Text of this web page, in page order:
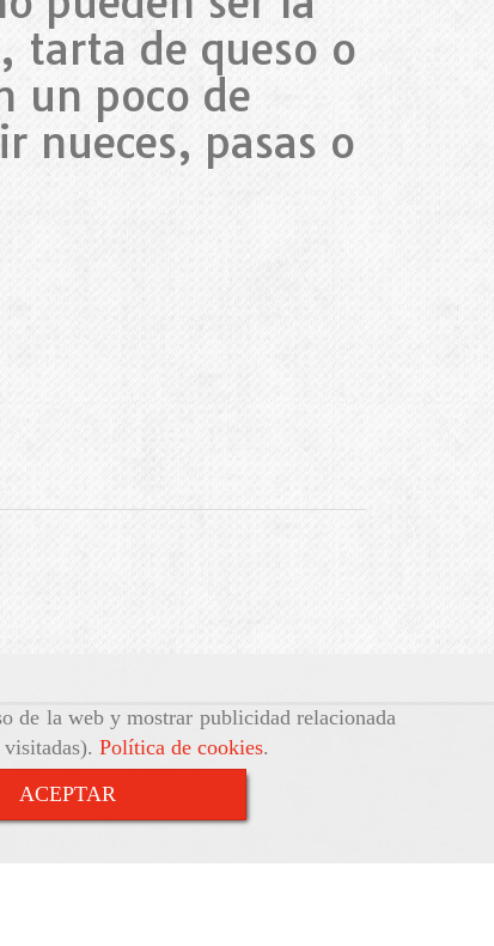
de la web y mostrar publicidad relacionada
Política de cookies.
ACEPTAR
tarta de queso o
un poco de
nueces, pasas o